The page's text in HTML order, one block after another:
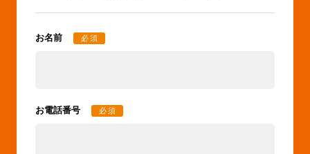
お名前 必須
お電話番号 必須